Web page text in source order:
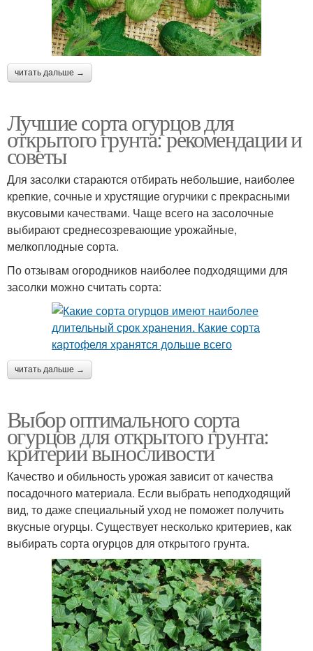
читать дальше →
Лучшие сорта огурцов для
открытого грунта: рекомендации и
советы
Для засолки стараются отбирать небольшие, наиболее
крепкие, сочные и хрустящие огурчики с прекрасными
вкусовыми качествами. Чаще всего на засолочные
выбирают среднесозревающие урожайные,
мелкоплодные сорта.
По отзывам огородников наиболее подходящими для
засолки можно считать сорта:
читать дальше →
Выбор оптимального сорта
огурцов для открытого грунта:
критерии выносливости
Качество и обильность урожая зависит от качества
посадочного материала. Если выбрать неподходящий
вид, то даже специальный уход не поможет получить
вкусные огурцы. Существует несколько критериев, как
выбирать сорта огурцов для открытого грунта.